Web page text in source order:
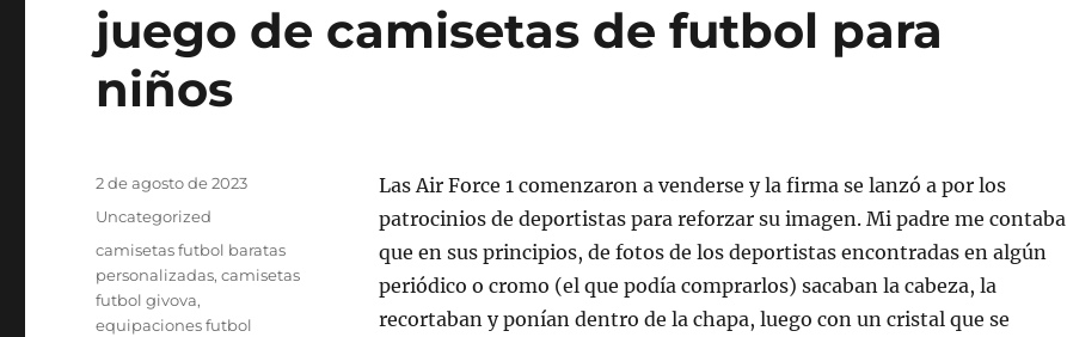
juego de camisetas de futbol para
niños
Las Air Force 1 comenzaron a venderse y la firma se lanzó a por los
patrocinios de deportistas para reforzar su imagen. Mi padre me contaba
que en sus principios, de fotos de los deportistas encontradas en algún
periódico o cromo (el que podía comprarlos) sacaban la cabeza, la
recortaban y ponían dentro de la chapa, luego con un cristal que se
Publicado
2 de agosto de 2023
Categorías
Uncategorized
Etiquetas
camisetas futbol baratas
personalizadas,camisetas
futbol givova,
equipaciones futbol